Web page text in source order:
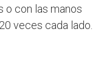
o con las manos
veces cada lado.